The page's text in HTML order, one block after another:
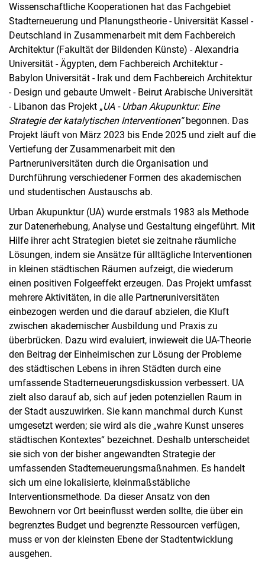
Wissenschaftliche Kooperationen hat das Fachgebiet
Stadterneuerung und Planungstheorie - Universität Kassel -
Deutschland in Zusammenarbeit mit dem Fachbereich
Architektur (Fakultät der Bildenden Künste) - Alexandria
Universität - Ägypten, dem Fachbereich Architektur -
Babylon Universität - Irak und dem Fachbereich Architektur
- Design und gebaute Umwelt - Beirut Arabische Universität
- Libanon das Projekt „UA - Urban Akupunktur: Eine
Strategie der katalytischen Interventionen“begonnen. Das
Projekt läuft von März 2023 bis Ende 2025 und zielt auf die
Vertiefung der Zusammenarbeit mit den
Partneruniversitäten durch die Organisation und
Durchführung verschiedener Formen des akademischen
und studentischen Austauschs ab.
Urban Akupunktur (UA) wurde erstmals 1983 als Methode
zur Datenerhebung, Analyse und Gestaltung eingeführt. Mit
Hilfe ihrer acht Strategien bietet sie zeitnahe räumliche
Lösungen, indem sie Ansätze für alltägliche Interventionen
in kleinen städtischen Räumen aufzeigt, die wiederum
einen positiven Folgeeffekt erzeugen. Das Projekt umfasst
mehrere Aktivitäten, in die alle Partneruniversitäten
einbezogen werden und die darauf abzielen, die Kluft
zwischen akademischer Ausbildung und Praxis zu
überbrücken. Dazu wird evaluiert, inwieweit die UA-Theorie
den Beitrag der Einheimischen zur Lösung der Probleme
des städtischen Lebens in ihren Städten durch eine
umfassende Stadterneuerungsdiskussion verbessert. UA
zielt also darauf ab, sich auf jeden potenziellen Raum in
der Stadt auszuwirken. Sie kann manchmal durch Kunst
umgesetzt werden; sie wird als die „wahre Kunst unseres
städtischen Kontextes“ bezeichnet. Deshalb unterscheidet
sie sich von der bisher angewandten Strategie der
umfassenden Stadterneuerungsmaßnahmen. Es handelt
sich um eine lokalisierte, kleinmaßstäbliche
Interventionsmethode. Da dieser Ansatz von den
Bewohnern vor Ort beeinflusst werden sollte, die über ein
begrenztes Budget und begrenzte Ressourcen verfügen,
muss er von der kleinsten Ebene der Stadtentwicklung
ausgehen.